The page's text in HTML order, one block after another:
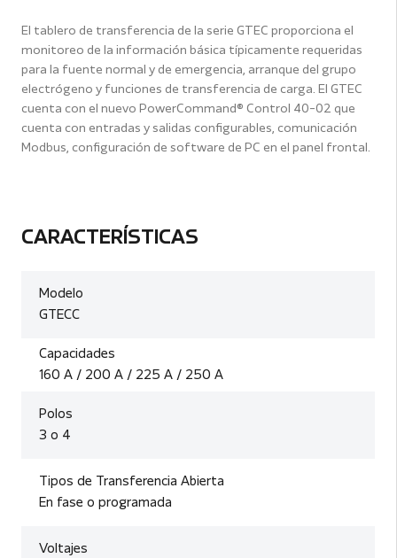
El tablero de transferencia de la serie GTEC proporciona el
monitoreo de la información básica típicamente requeridas
para la fuente normal y de emergencia, arranque del grupo
electrógeno y funciones de transferencia de carga. El GTEC
cuenta con el nuevo PowerCommand® Control 40-02 que
cuenta con entradas y salidas configurables, comunicación
Modbus, configuración de software de PC en el panel frontal.
CARACTERÍSTICAS
Modelo
GTECC
Capacidades
160 A / 200 A / 225 A / 250 A
Polos
3 o 4
Tipos de Transferencia Abierta
En fase o programada
Voltajes